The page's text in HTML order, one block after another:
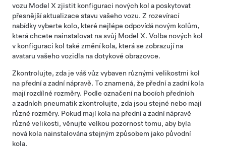
vozu Model X zjistit konfiguraci nových kol a poskytovat
přesnější aktualizace stavu vašeho vozu. Z rozevírací
nabídky vyberte kolo, které nejlépe odpovídá novým kolům,
která chcete nainstalovat na svůj Model X. Volba nových kol
v konfiguraci kol také změní kola, která se zobrazují na
avataru vašeho vozidla na dotykové obrazovce.
Zkontrolujte, zda je váš vůz vybaven různými velikostmi kol
na přední a zadní nápravě. To znamená, že přední a zadní kola
mají rozdílné rozměry. Podle označení na bocích předních
a zadních pneumatik zkontrolujte, zda jsou stejné nebo mají
různé rozměry. Pokud mají kola na přední a zadní nápravě
různé velikosti, věnujte velkou pozornost tomu, aby byla
nová kola nainstalována stejným způsobem jako původní
kola.